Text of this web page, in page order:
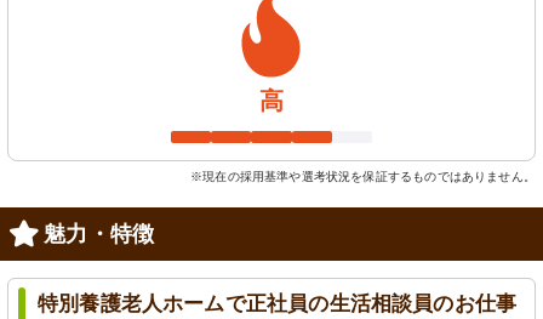
高
※現在の採用基準や選考状況を保証するものではありません。
魅力・特徴
特別養護老人ホームで正社員の生活相談員のお仕事